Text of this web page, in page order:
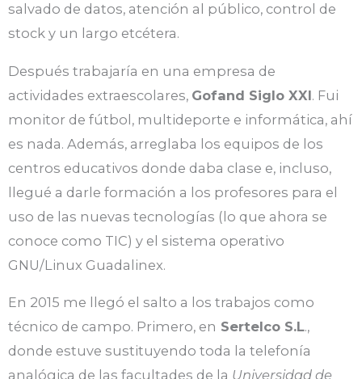
salvado de datos, atención al público, control de
stock y un largo etcétera.
Después trabajaría en una empresa de
actividades extraescolares, Gofand Siglo XXI. Fui
monitor de fútbol, multideporte e informática, ahí
es nada. Además, arreglaba los equipos de los
centros educativos donde daba clase e, incluso,
llegué a darle formación a los profesores para el
uso de las nuevas tecnologías (lo que ahora se
conoce como TIC) y el sistema operativo
GNU/Linux Guadalinex.
En 2015 me llegó el salto a los trabajos como
técnico de campo. Primero, en Sertelco S.L.,
donde estuve sustituyendo toda la telefonía
analógica de las facultades de la Universidad de